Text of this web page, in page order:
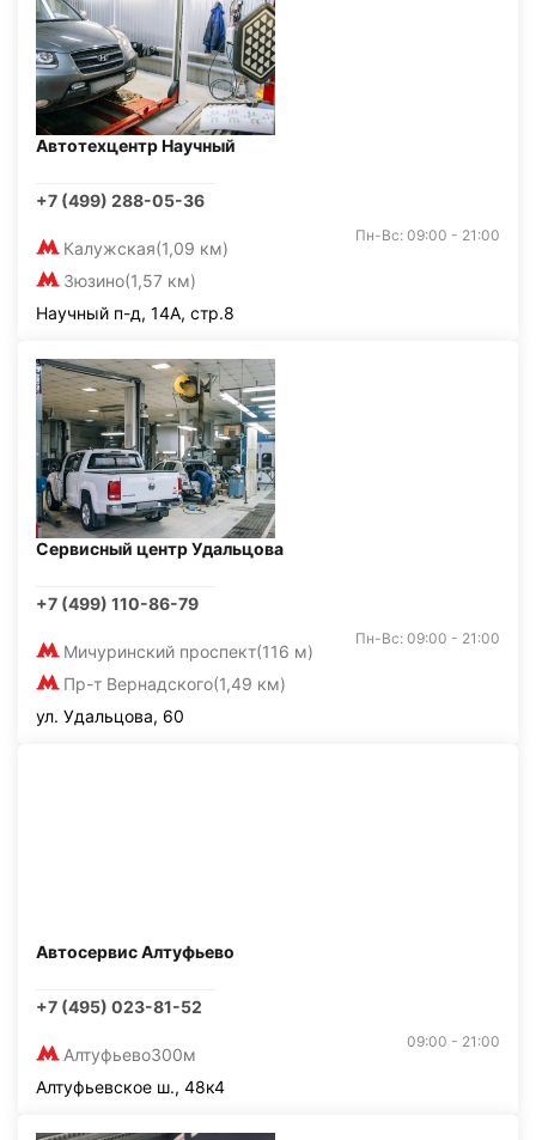
Автотехцентр Научный
+7 (499) 288-05-36
Калужская(1,09 км)
Зюзино(1,57 км)
Пн-Вс: 09:00 - 21:00
Научный п-д, 14А, стр.8
Сервисный центр Удальцова
+7 (499) 110-86-79
Мичуринский проспект(116 м)
Пр-т Вернадского(1,49 км)
Пн-Вс: 09:00 - 21:00
ул. Удальцова, 60
Автосервис Алтуфьево
+7 (495) 023-81-52
Алтуфьево300м
09:00 - 21:00
Алтуфьевское ш., 48к4